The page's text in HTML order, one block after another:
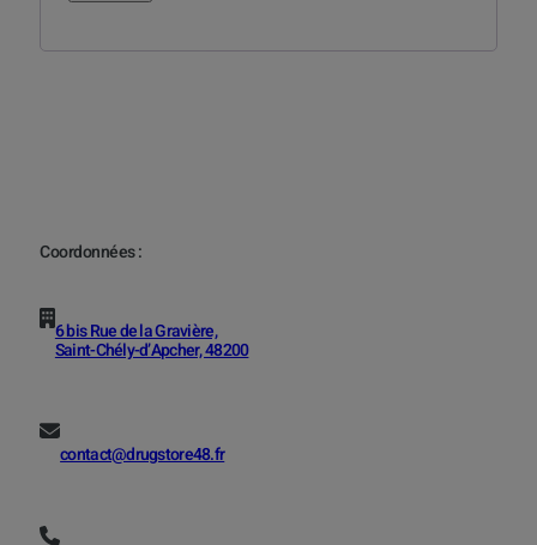
Coordonnées :
6 bis Rue de la Gravière,
Saint-Chély-d’Apcher, 48200
contact@drugstore48.fr